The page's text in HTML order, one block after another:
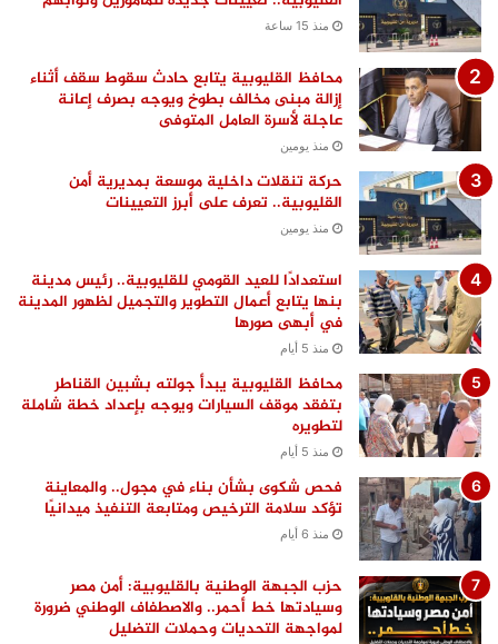
منذ 15 ساعة
محافظ القليوبية يتابع حادث سقوط سقف أثناء
إزالة مبنى مخالف بطوخ ويوجه بصرف إعانة
عاجلة لأسرة العامل المتوفى
منذ يومين
حركة تنقلات داخلية موسعة بمديرية أمن
القليوبية.. تعرف على أبرز التعيينات
منذ يومين
استعدادًا للعيد القومي للقليوبية.. رئيس مدينة
بنها يتابع أعمال التطوير والتجميل لظهور المدينة
في أبهى صورها
منذ 5 أيام
محافظ القليوبية يبدأ جولته بشبين القناطر
بتفقد موقف السيارات ويوجه بإعداد خطة شاملة
لتطويره
منذ 5 أيام
فحص شكوى بشأن بناء في مجول.. والمعاينة
تؤكد سلامة الترخيص ومتابعة التنفيذ ميدانيًا
منذ 6 أيام
حزب الجبهة الوطنية بالقليوبية: أمن مصر
وسيادتها خط أحمر.. والاصطفاف الوطني ضرورة
لمواجهة التحديات وحملات التضليل